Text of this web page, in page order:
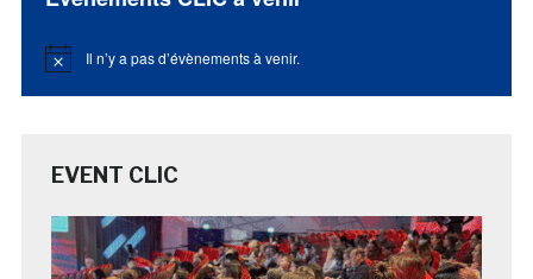
Notice Il n’y a pas d’évènements à venir.
EVENT CLIC